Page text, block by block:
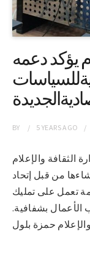
يؤكد دعمه
BY 5 YEARSAGO
وزارة الثقافة والإعلام
من قبل إتحاد
تعمل على تمليك
الأعمال بشفافية.